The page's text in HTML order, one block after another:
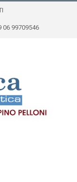
06 99709546